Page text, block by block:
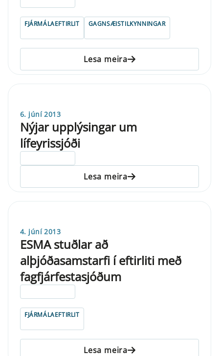
FJÁRMÁLAEFTIRLIT GAGNSÆISTILKYNNINGAR
Lesa meira
6. júní 2013
Nýjar upplýsingar um
lífeyrissjóði
Lesa meira
4. júní 2013
ESMA stuðlar að
alþjóðasamstarfi í eftirliti með
fagfjárfestasjóðum
FJÁRMÁLAEFTIRLIT
Lesa meira